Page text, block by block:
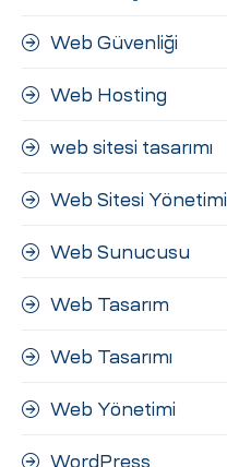
Web Güvenliği
Web Hosting
web sitesi tasarımı
Web Sitesi Yönetimi
Web Sunucusu
Web Tasarım
Web Tasarımı
Web Yönetimi
WordPress